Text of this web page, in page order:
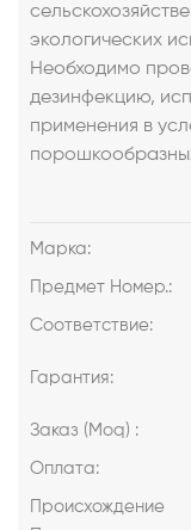
экологических
Необходимо
дезинфекцию,
применения в
Марка:
Предмет Номер.:
Соответствие:
Гарантия:
Заказ (Moq) :
Оплата:
Происхождение